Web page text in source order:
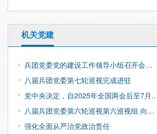
机关党建
兵团党委党的建设工作领导小组召开会…
八届兵团党委第七轮巡视完成进驻
党中央决定，自2025年全国两会后至7月
八届兵团党委第六轮巡视第六巡视组 向…
强化全面从严治党政治责任